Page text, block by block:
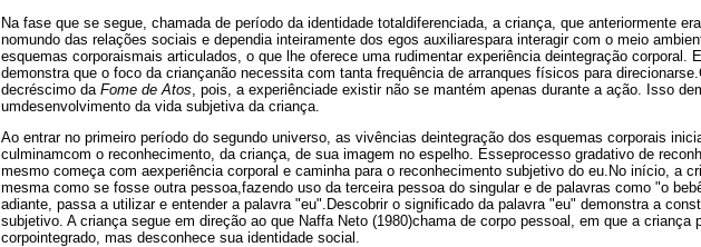
Na fase que se segue, chamada de período da identidade totaldiferenciada, a criança, que anteriormente
nomundo das relações sociais e dependia inteiramente dos egos auxiliarespara interagir com o meio
esquemas corporaismais articulados, o que lhe oferece uma rudimentar experiência deintegração corporal.
demonstra que o foco da criançanão necessita com tanta frequência de arranques físicos para
decréscimo da Fome de Atos , pois, a experiênciade existir não se mantém apenas durante a ação. Isso
umdesenvolvimento da vida subjetiva da criança.
Ao entrar no primeiro período do segundo universo, as vivências deintegração dos esquemas corporais
culminamcom o reconhecimento, da criança, de sua imagem no espelho. Esseprocesso gradativo de
mesmo começa com aexperiência corporal e caminha para o reconhecimento subjetivo do eu.No início, a
mesma como se fosse outra pessoa,fazendo uso da terceira pessoa do singular e de palavras como "o
adiante, passa a utilizar e entender a palavra "eu".Descobrir o significado da palavra "eu" demonstra a
subjetivo. A criança segue em direção ao que Naffa Neto (1980)chama de corpo pessoal, em que a criança
corpointegrado, mas desconhece sua identidade social.